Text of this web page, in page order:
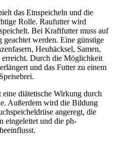
das Einspeicheln und die
Rolle. Raufutter wird
Bei Kraftfutter muss auf
geachtet werden. Eine günstige
Heuhäcksel, Samen,
erreicht. Durch die Möglichkeit
und das Futter zu einem
diätetische Wirkung durch
Außerdem wird die Bildung
angeregt, die
eingeleitet und die ph-